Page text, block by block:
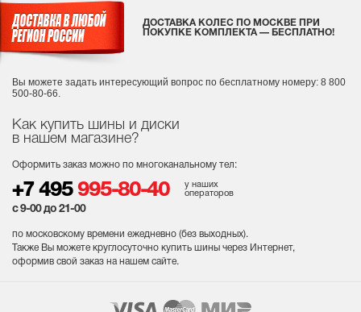
Как купить шины и диски
в нашем магазине?
Оформить заказ можно по многоканальному тел:
+7 495 995-80-40
у наших
операторов
с 9-00 до 21-00
по московскому времени ежедневно (без выходных).
Также Вы можете круглосуточно купить шины через Интернет,
оформив свой заказ на нашем сайте.
ДОСТАВКА КОЛЕС ПО МОСКВЕ ПРИ
ПОКУПКЕ КОМПЛЕКТА — БЕСПЛАТНО!
Вы можете задать интересующий вопрос по бесплатному номеру: 8 800
500-80-66.